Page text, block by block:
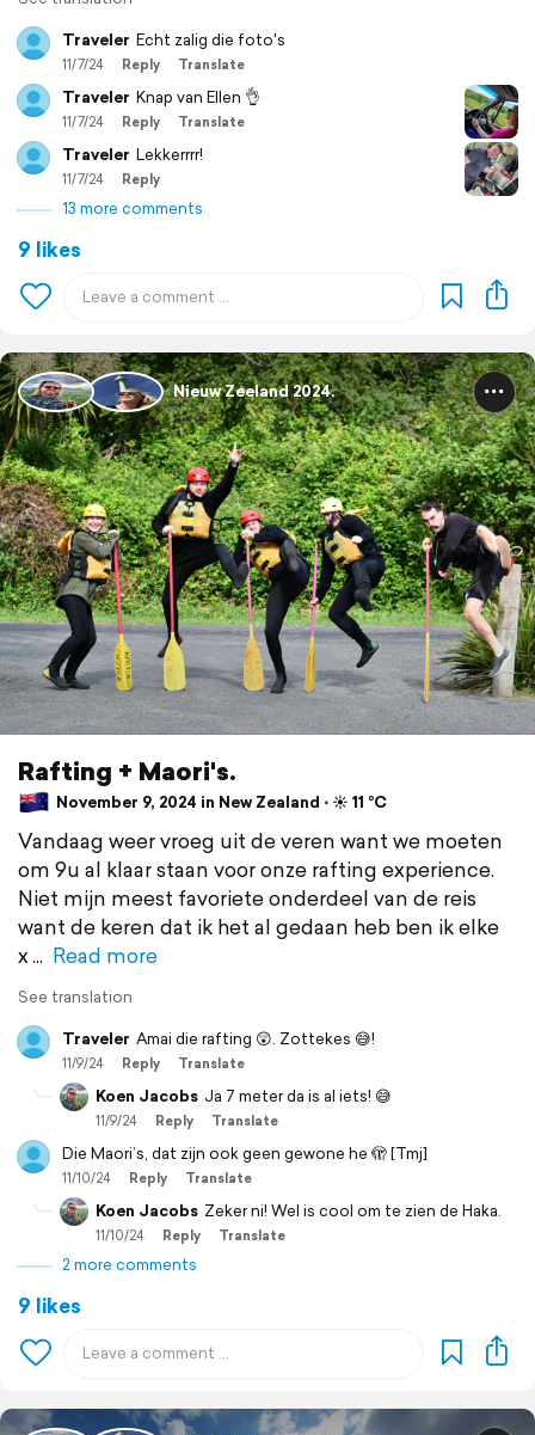
Traveler Echt zalig die foto's
11/7/24 Reply Translate
Traveler Knap van Ellen 👌
11/7/24 Reply Translate
Traveler Lekkerrrr!
11/7/24 Reply
13 more comments
9 likes
Nieuw Zeeland 2024.
Rafting + Maori's.
November 9, 2024 in New Zealand ⋅ ☀️ 11 °C
Vandaag weer vroeg uit de veren want we moeten
om 9u al klaar staan voor onze rafting experience.
Niet mijn meest favoriete onderdeel van de reis
want de keren dat ik het al gedaan heb ben ik elke
x
Read more
See translation
Traveler Amai die rafting 😲. Zottekes 😅!
11/9/24 Reply Translate
Koen Jacobs Ja 7 meter da is al iets! 😅
11/9/24 Reply Translate
Die Maori’s, dat zijn ook geen gewone he 🫣 [Tmj]
11/10/24 Reply Translate
Koen Jacobs Zeker ni! Wel is cool om te zien de Haka.
11/10/24 Reply Translate
2 more comments
9 likes